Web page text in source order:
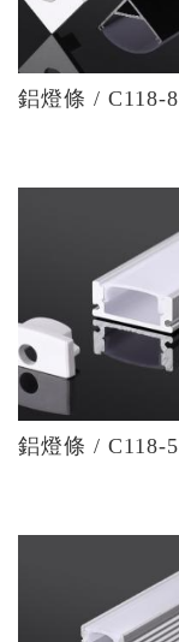
鋁燈條 / C118-8
鋁燈條 / C118-5